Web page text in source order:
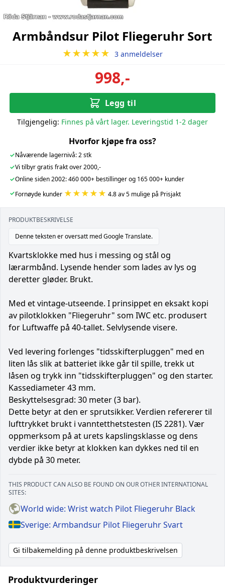
Armbåndsur Pilot Fliegeruhr Sort
★★★★★ 3 anmeldelser
998,-
Legg til
Tilgjengelig: Finnes på vårt lager. Leveringstid 1-2 dager
Hvorfor kjøpe fra oss?
✓Nåværende lagernivå: 2 stk
✓Vi tilbyr gratis frakt over 2000,-
✓Online siden 2002: 460 000+ bestillinger og 165 000+ kunder
✓Fornøyde kunder ★★★★★ 4.8 av 5 mulige på Prisjakt
PRODUKTBESKRIVELSE
Denne teksten er oversatt med Google Translate.
Kvartsklokke med hus i messing og stål og
lærarmbånd. Lysende hender som lades av lys og
deretter gløder. Brukt.
Med et vintage-utseende. I prinsippet en eksakt kopi
av pilotklokken "Fliegeruhr" som IWC etc. produsert
for Luftwaffe på 40-tallet. Selvlysende visere.
Ved levering forlenges "tidsskifterpluggen" med en
liten lås slik at batteriet ikke går til spille, trekk ut
låsen og trykk inn "tidsskifterpluggen" og den starter.
Kassediameter 43 mm.
Beskyttelsesgrad: 30 meter (3 bar).
Dette betyr at den er sprutsikker. Verdien refererer til
lufttrykket brukt i vanntetthetstesten (IS 2281). Vær
oppmerksom på at urets kapslingsklasse og dens
verdier ikke betyr at klokken kan dykkes ned til en
dybde på 30 meter.
THIS PRODUCT CAN ALSO BE FOUND ON OUR OTHER INTERNATIONAL
SITES:
World wide: Wrist watch Pilot Fliegeruhr Black
Sverige: Armbandsur Pilot Fliegeruhr Svart
Gi tilbakemelding på denne produktbeskrivelsen
Produktvurderinger